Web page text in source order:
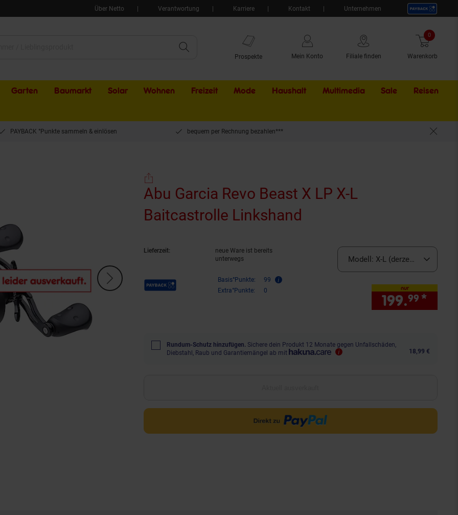
Über Netto Verantwortung Karriere Kontakt Unternehmen
Prospekte Mein Konto Filiale finden Warenkorb
0 Artikel
Garten Baumarkt Solar Wohnen Freizeit Mode Haushalt Multimedia Sale Externer
Reisen
PAYBACK °Punkte sammeln & einlösen bequem per Rechnung bezahlen***
Abu Garcia Revo Beast X LP X-L
Baitcastrolle Linkshand
Lieferzeit:
neue Ware ist bereits
unterwegs
Payback Punkte Basis°Punkte:
99
Extra°Punkte:
0
Modell: X-L (derzeit
nur
199.99 *
Rundum-Schutz hinzufügen. Sichere dein Produkt 12 Monate gegen Unfallschäden,
Diebstahl, Raub und Garantiemängel ab mit
18,99 €